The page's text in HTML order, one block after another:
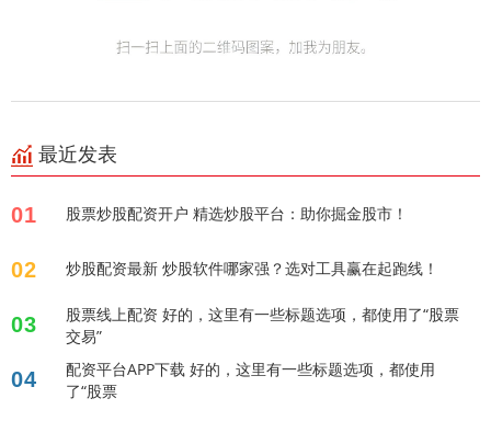
最近发表
01 股票炒股配资开户 精选炒股平台：助你掘金股市！
02 炒股配资最新 炒股软件哪家强？选对工具赢在起跑线！
03
股票线上配资 好的，这里有一些标题选项，都使用了“股票
交易”
04
配资平台APP下载 好的，这里有一些标题选项，都使用
了“股票